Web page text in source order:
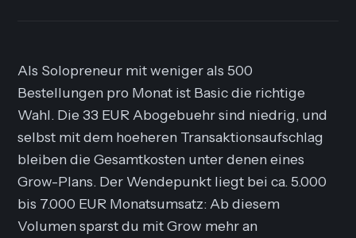
Als Solopreneur mit weniger als 500
Bestellungen pro Monat ist Basic die richtige
Wahl. Die 33 EUR Abogebuehr sind niedrig, und
selbst mit dem hoeheren Transaktionsaufschlag
bleiben die Gesamtkosten unter denen eines
Grow-Plans. Der Wendepunkt liegt bei ca. 5.000
bis 7.000 EUR Monatsumsatz: Ab diesem
Volumen sparst du mit Grow mehr an